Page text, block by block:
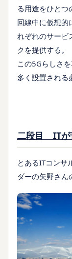
る用途をひとつ
回線中に仮想的
れぞれのサービ
クを提供する。
この5Gらしさ
多く設置される
二段目 ITが
とあるITコンサ
ダーの矢野さん